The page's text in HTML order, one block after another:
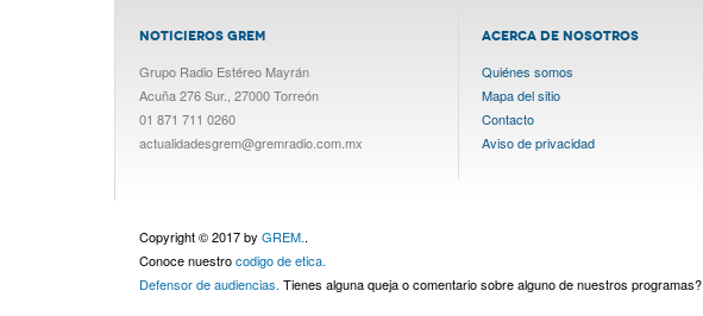
NOTICIEROS GREM
Grupo Radio Estéreo Mayrán
Acuña 276 Sur., 27000 Torreón
01 871 711 0260
actualidadesgrem@gremradio.com.mx
ACERCA DE NOSOTROS
Quiénes somos
Mapa del sitio
Contacto
Aviso de privacidad
Copyright © 2017 by GREM..
Conoce nuestrocodigo de etica.
Defensor de audiencias. Tienes alguna queja o comentario sobre alguno de nuestros programas?